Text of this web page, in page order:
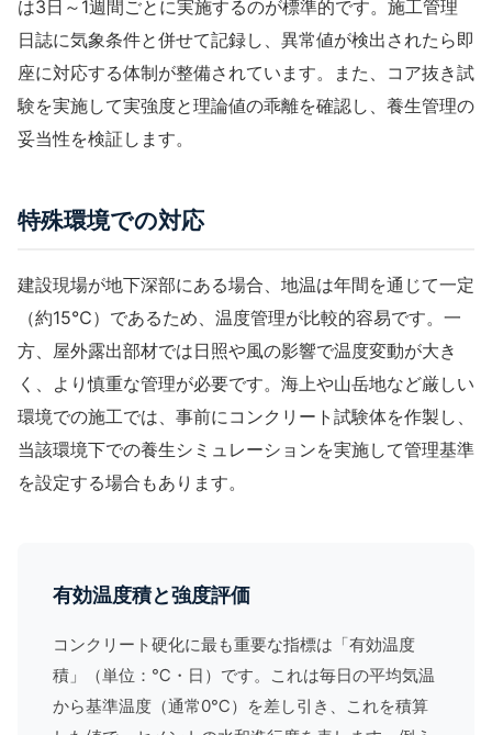
は3日～1週間ごとに実施するのが標準的です。 施工管理
日誌に気象条件と併せて記録し、異常値が検出されたら即
座に対応する体制が整備されています。また、コア抜き試
験を実施して実強度と理論値の乖離を確認し、養生管理の
妥当性を検証します。
特殊環境での対応
建設現場が地下深部にある場合、地温は年間を通じて一定
（約15℃）であるため、温度管理が比較的容易です。一
方、屋外露出部材では日照や風の影響で温度変動が大き
く、より慎重な管理が必要です。海上や山岳地など厳しい
環境での施工では、事前にコンクリート試験体を作製し、
当該環境下での養生シミュレーションを実施して管理基準
を設定する場合もあります。
有効温度積と強度評価
コンクリート硬化に最も重要な指標は「有効温度
積」（単位：℃・日）です。これは毎日の平均気温
から基準温度（通常0℃）を差し引き、これを積算